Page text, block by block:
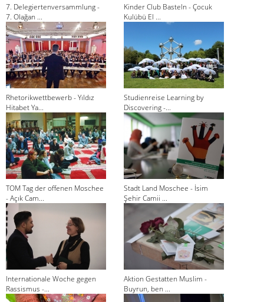
7. Delegiertenversammlung -
7. Olağan ...
Kinder Club Basteln - Çocuk
Kulübü El ...
Rhetorikwettbewerb - Yıldız
Hitabet Ya...
Studienreise Learning by
Discovering -...
TOM Tag der offenen Moschee
- Açık Cam...
Stadt Land Moschee - İsim
Şehir Camii ...
Internationale Woche gegen
Rassismus -...
Aktion Gestatten Muslim -
Buyrun, ben ...